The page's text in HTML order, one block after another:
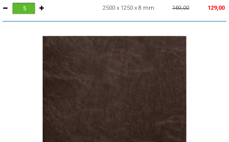
2500 x 1250 x 8 mm 169,00 129,00